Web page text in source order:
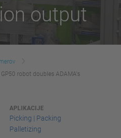
output
robot doubles ADAMA's
APLIKACIJE
Picking | Packing
Palletizing